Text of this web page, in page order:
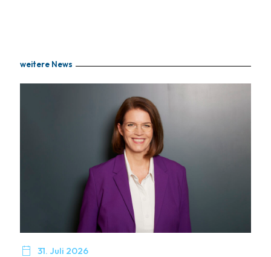
weitere News
 31. Juli 2026